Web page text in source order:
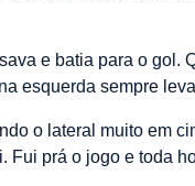
e batia para o gol.
esquerda sempre
o lateral muito em
Fui prá o jogo e toda